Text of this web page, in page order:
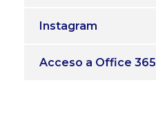
Instagram
Acceso a Office 365